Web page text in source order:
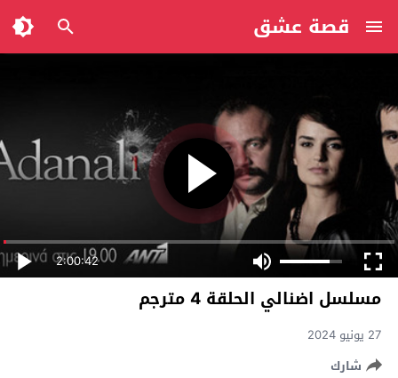
قصة عشق
2:00:42
مسلسل اضنالي الحلقة 4 مترجم
27 يونيو 2024
شارك